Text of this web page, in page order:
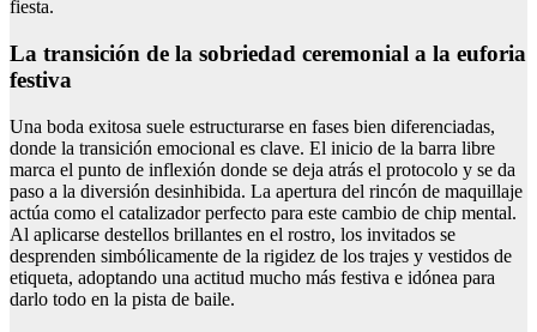
fiesta.
La transición de la sobriedad ceremonial a la euforia
festiva
Una boda exitosa suele estructurarse en fases bien diferenciadas,
donde la transición emocional es clave. El inicio de la barra libre
marca el punto de inflexión donde se deja atrás el protocolo y se da
paso a la diversión desinhibida. La apertura del rincón de maquillaje
actúa como el catalizador perfecto para este cambio de chip mental.
Al aplicarse destellos brillantes en el rostro, los invitados se
desprenden simbólicamente de la rigidez de los trajes y vestidos de
etiqueta, adoptando una actitud mucho más festiva e idónea para
darlo todo en la pista de baile.